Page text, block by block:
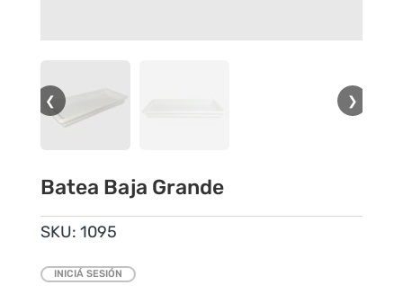
❮ ❯
Batea Baja Grande
SKU: 1095
INICIÁ SESIÓN